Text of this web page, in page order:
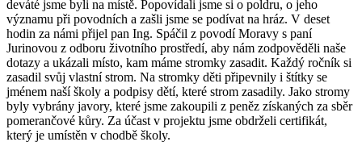
deváté jsme byli na místě. Popovídali jsme si o poldru, o jeho
významu při povodních a zašli jsme se podívat na hráz. V deset
hodin za námi přijel pan Ing. Spáčil z povodí Moravy s paní
Jurinovou z odboru životního prostředí, aby nám zodpověděli naše
dotazy a ukázali místo, kam máme stromky zasadit. Každý ročník si
zasadil svůj vlastní strom. Na stromky děti připevnily i štítky se
jménem naší školy a podpisy dětí, které strom zasadily. Jako stromy
byly vybrány javory, které jsme zakoupili z peněz získaných za sběr
pomerančové kůry. Za účast v projektu jsme obdrželi certifikát,
který je umístěn v chodbě školy.